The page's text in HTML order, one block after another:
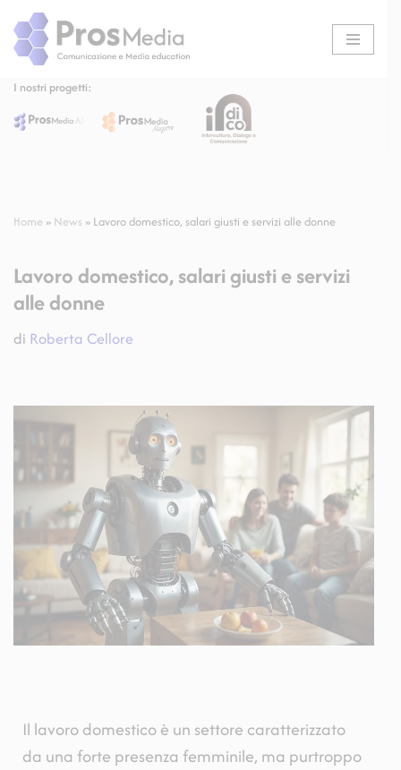
Vai
alI nostri progetti:
Home » News » Lavoro domestico, salari giusti e servizi alle donne
Lavoro domestico, salari giusti e servizi
alle donne
di Roberta Cellore
Il lavoro domestico è un settore caratterizzato
da una forte presenza femminile, ma purtroppo